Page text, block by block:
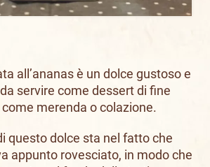
all’ananas è un dolce gustoso e
servire come dessert di fine
merenda o colazione.
questo dolce sta nel fatto che
appunto rovesciato, in modo che